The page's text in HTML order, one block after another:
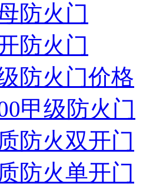
防火门
防火门
防火门价格
甲级防火门
防火双开门
防火单开门